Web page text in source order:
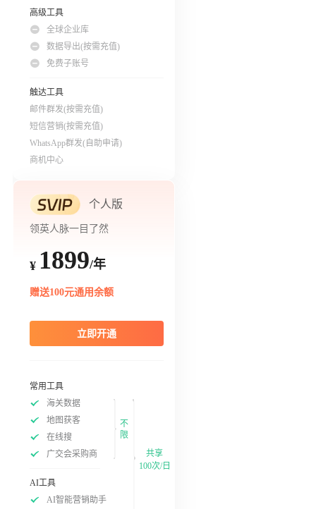
高级工具
全球企业库
数据导出(按需充值)
免费子账号
触达工具
邮件群发(按需充值)
短信营销(按需充值)
WhatsApp群发(自助申请)
商机中心
个人版
领英人脉一目了然
¥ 1899/年
赠送100元通用余额
立即开通
常用工具
海关数据
地图获客
在线搜
广交会采购商
不
限
AI工具
AI智能营销助手
共享
100次/日